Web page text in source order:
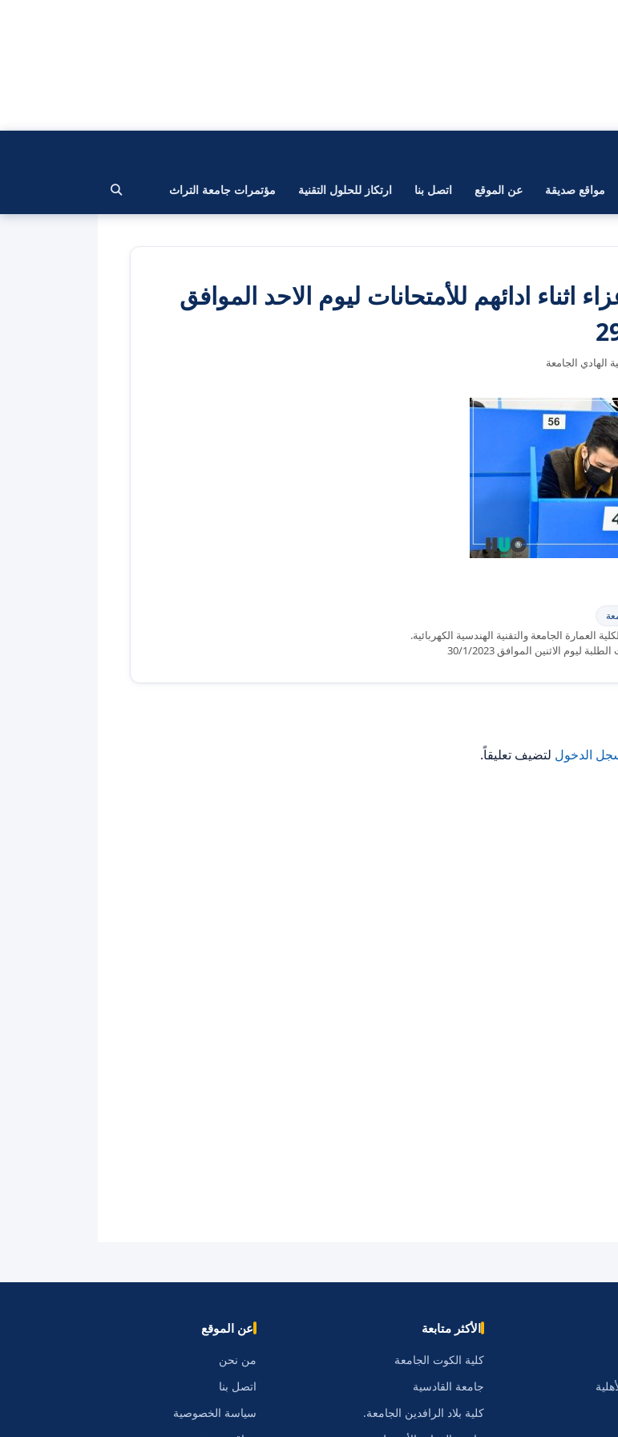
مواقع صديقة عن الموقع اتصل بنا ارتكاز للحلول التقنية مؤتمرات جامعة التراث
اثناء ادائهم للأمتحانات ليوم الاحد الموافق
الهادي الجامعة
العمارة الجامعة والتقنية الهندسية الكهربائية.
ليوم الاثنين الموافق 30/1/2023
الدخول لتضيف تعليقاً.
الأكثر متابعة
كلية الكوت الجامعة
جامعة القادسية
كلية بلاد الرافدين الجامعة.
عن الموقع
من نحن
اتصل بنا
سياسة الخصوصية